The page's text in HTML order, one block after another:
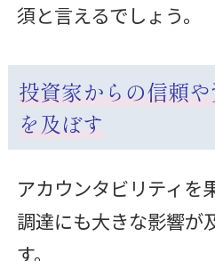
須と言えるでしょう。
投資家からの信頼
を及ぼす
アカウンタビリティを
調達にも大きな影響が
す。